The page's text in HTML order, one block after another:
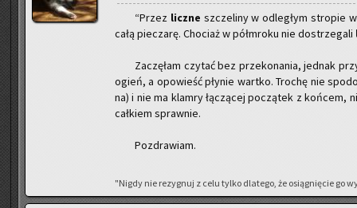
“Przez licz­ne szcze­li­ny w od­le­głym stro­pie
całą pie­cza­rę. Cho­ciaż w pół­mro­ku nie do­strze­ga­li
Za­czę­łam czy­tać bez prze­ko­na­nia, jed­nak
ogień, a opo­wieść pły­nie wart­ko. Tro­chę nie
na) i nie ma klam­ry łą­czą­cej po­czą­tek z koń­cem,
cał­kiem spraw­nie.
Po­zdra­wiam.
"Nigdy nie re­zy­gnuj z celu tylko dla­te­go, że osią­gnię­cie go